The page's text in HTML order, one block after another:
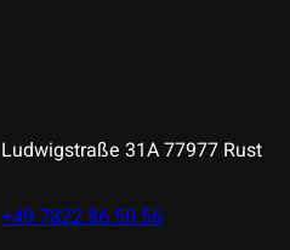
Ludwigstraße 31A 77977 Rust
+49 7822 86 50 56